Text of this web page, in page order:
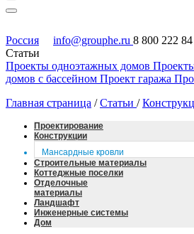
Россия info@grouphe.ru 8 800 222
Статьи
Проекты одноэтажных домов
домов с бассейном Проект гаража
Главная страница / Статьи /
Проектирование
Конструкции
Мансардные кровли
Строительные материалы
Коттеджные поселки
Отделочные
материалы
Ландшафт
Инженерные системы
Дом